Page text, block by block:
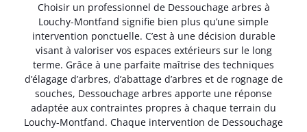
Choisir un professionnel de Dessouchage arbres à
Louchy-Montfand signifie bien plus qu’une simple
intervention ponctuelle. C’est à une décision durable
visant à valoriser vos espaces extérieurs sur le long
terme. Grâce à une parfaite maîtrise des techniques
d’élagage d’arbres, d’abattage d’arbres et de rognage de
souches, Dessouchage arbres apporte une réponse
adaptée aux contraintes propres à chaque terrain du
Louchy-Montfand. Chaque intervention de Dessouchage